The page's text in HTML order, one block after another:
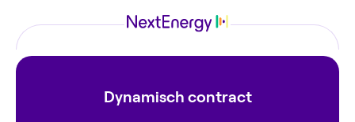
Dynamisch contract